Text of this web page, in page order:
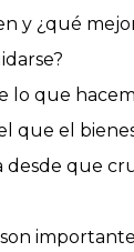
y ¿qué
lo que
que el
desde que